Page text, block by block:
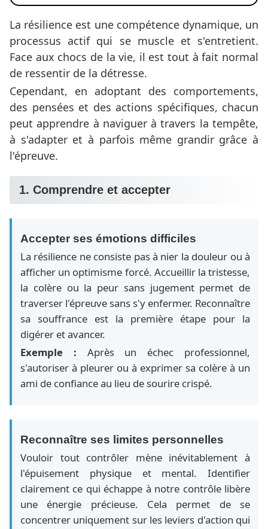
La résilience est une compétence dynamique, un
processus actif qui se muscle et s'entretient.
Face aux chocs de la vie, il est tout à fait normal
de ressentir de la détresse.
Cependant, en adoptant des comportements,
des pensées et des actions spécifiques, chacun
peut apprendre à naviguer à travers la tempête,
à s'adapter et à parfois même grandir grâce à
l'épreuve.
1. Comprendre et accepter
Accepter ses émotions difficiles
La résilience ne consiste pas à nier la douleur ou à
afficher un optimisme forcé. Accueillir la tristesse,
la colère ou la peur sans jugement permet de
traverser l'épreuve sans s'y enfermer. Reconnaître
sa souffrance est la première étape pour la
digérer et avancer.
Exemple : Après un échec professionnel,
s'autoriser à pleurer ou à exprimer sa colère à un
ami de confiance au lieu de sourire crispé.
Reconnaître ses limites personnelles
Vouloir tout contrôler mène inévitablement à
l'épuisement physique et mental. Identifier
clairement ce qui échappe à notre contrôle libère
une énergie précieuse. Cela permet de se
concentrer uniquement sur les leviers d'action qui